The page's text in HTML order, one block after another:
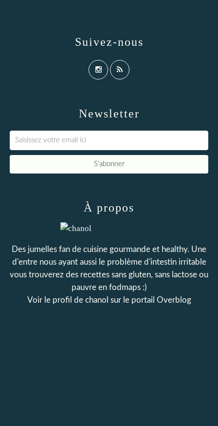
Newsletter
Suivez-nous
À propos
Des jumelles fan de cuisine gourmande et healthy. Une
d'entre nous ayant aussi le problème d'intestin irritable
vous trouverez des recettes sans gluten, sans lactose ou
pauvre en fodmaps :)
Voir le profil de chanol sur le portail Overblog